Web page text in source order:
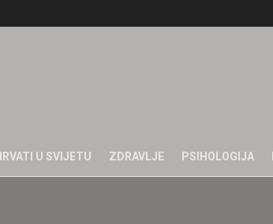
U SVIJETU ZDRAVLJE PSIHOLOGIJA